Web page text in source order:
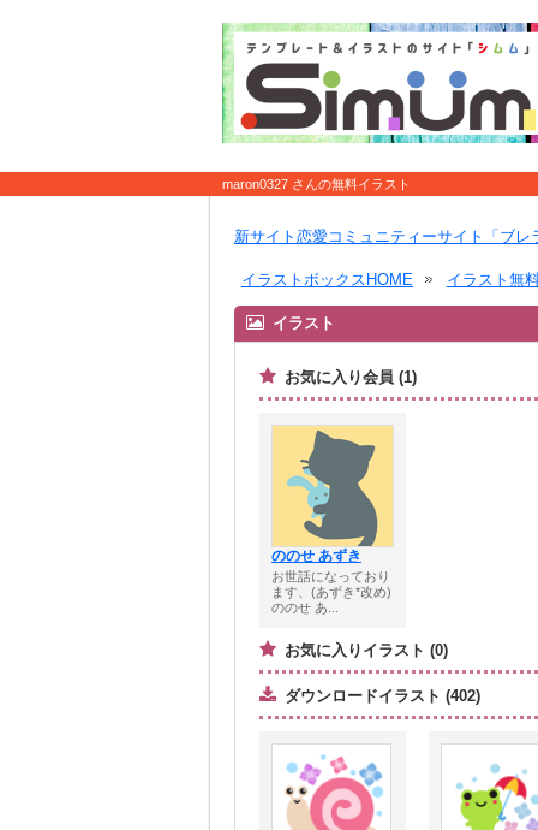
maron0327 さんの無料イラスト
新サイト恋愛コミュニティーサイト「ブレ
イラストボックスHOME イラスト無
イラスト
お気に入り会員 (1)
ののせ あずき
お世話になっており
ます、(あずき*改め)
ののせ あ...
お気に入りイラスト (0)
ダウンロードイラスト (402)